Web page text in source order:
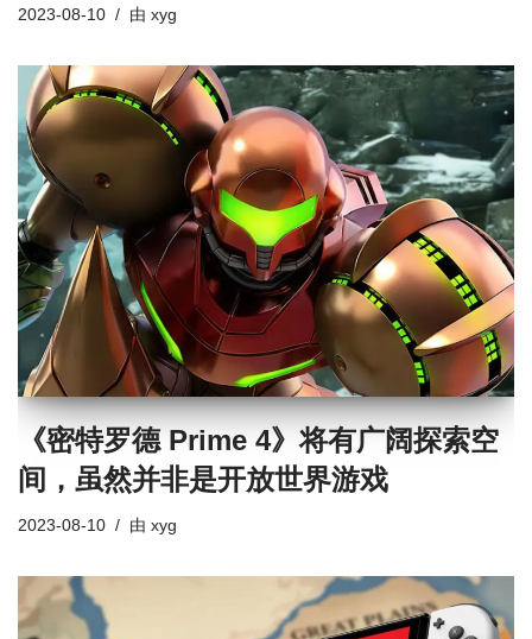
2023-08-10 由 xyg
《密特罗德 Prime 4》将有广阔探索空
间，虽然并非是开放世界游戏
2023-08-10 由 xyg